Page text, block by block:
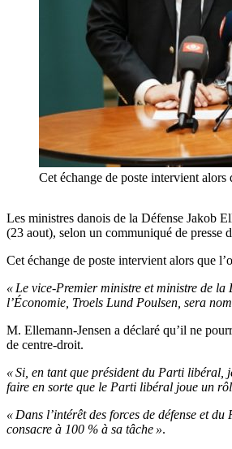
Cet échange de poste intervient
Les ministres danois de la Défense Jakob
(23 aout), selon un communiqué de presse
Cet échange de poste intervient alors que
« Le vice-Premier ministre et ministre de
l’Économie, Troels Lund Poulsen, sera
M. Ellemann-Jensen a déclaré qu’il ne
de centre-droit.
« Si, en tant que président du Parti libéral,
faire en sorte que le Parti libéral joue un
« Dans l’intérêt des forces de défense et
consacre à 100 % à sa tâche ».